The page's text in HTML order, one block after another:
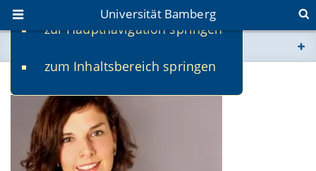
zur Hauptnavigation springen
zum Inhaltsbereich springen
Universität Bamberg
www.uni-bamberg.de
univis.uni-bamberg.de
fis.uni-bamberg.de
Dr. Katharina Beuter